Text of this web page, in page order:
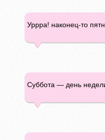
Уррра! наконец-то
Суббота — день